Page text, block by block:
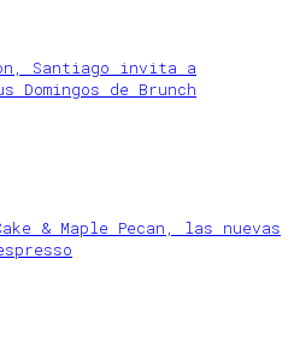
Santiago invita a
de Brunch
& Maple Pecan, las nuevas